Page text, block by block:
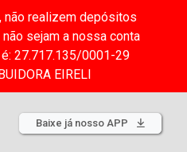
não realizem depósitos
sejam a nossa conta
27.717.135/0001-29
EIRELI
Baixe já nosso APP